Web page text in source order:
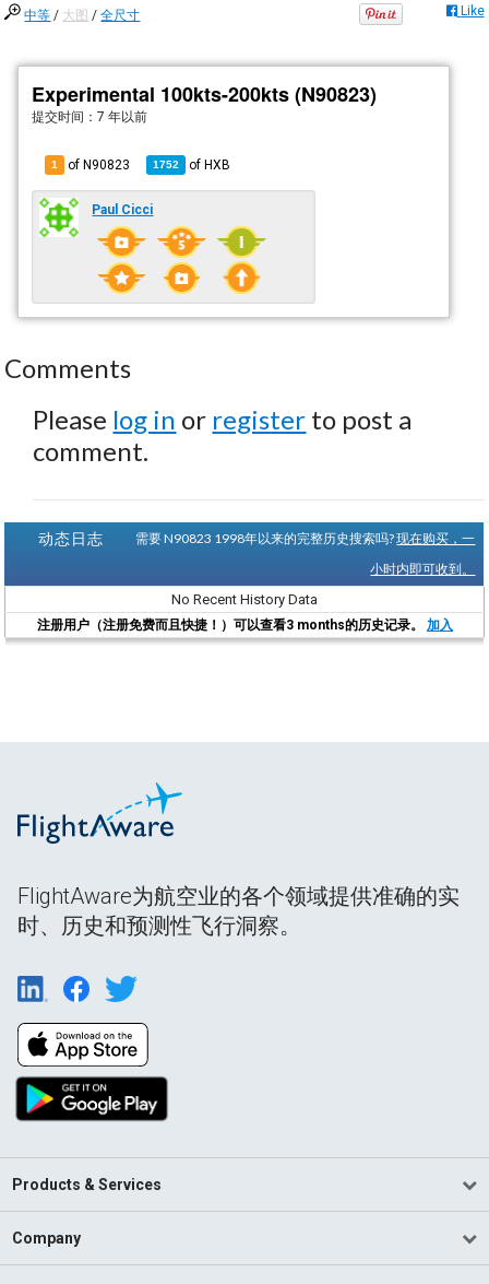
中等 / 大图 /全尺寸 Like
Experimental 100kts-200kts (N90823)
提交时间：7 年以前
1 of N90823 1752 ofHXB
Paul Cicci
Comments
Please log in or register to post a
comment.
动态日志 需要 N90823 1998年以来的完整历史搜索吗?现在购买，一
小时内即可收到。
No Recent History Data
注册用户（注册免费而且快捷！）可以查看3 months的历史记录。 加入
FlightAware为航空业的各个领域提供准确的实
时、历史和预测性飞行洞察。
Products & Services
Company